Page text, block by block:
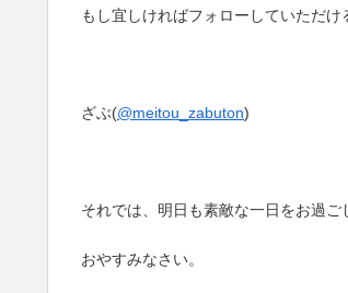
もし宜しければフォローしていただけ
ざぶ(@meitou_zabuton)
それでは、明日も素敵な一日をお過ご
おやすみなさい。